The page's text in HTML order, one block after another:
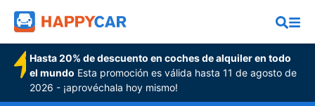
Hasta 20% de descuento en coches de alquiler en todo
el mundo Esta promoción es válida hasta 11 de agosto de
2026 - ¡aprovéchala hoy mismo!